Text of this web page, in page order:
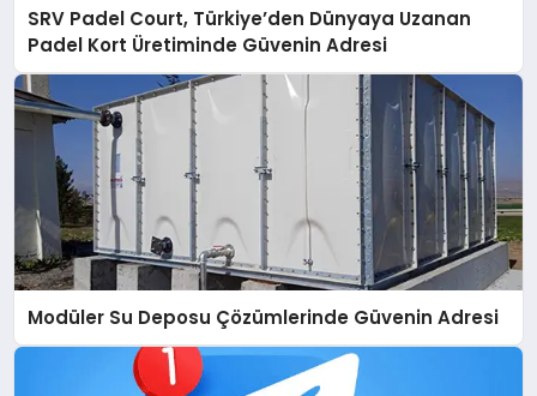
SRV Padel Court, Türkiye’den Dünyaya Uzanan
Padel Kort Üretiminde Güvenin Adresi
Modüler Su Deposu Çözümlerinde Güvenin Adresi